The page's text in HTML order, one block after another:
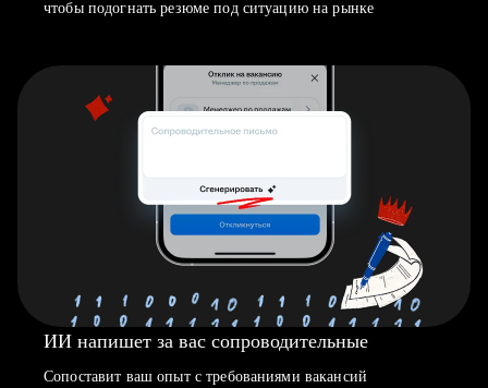
чтобы подогнать резюме под ситуацию на рынке
ИИ напишет за вас сопроводительные
Сопоставит ваш опыт с требованиями вакансий